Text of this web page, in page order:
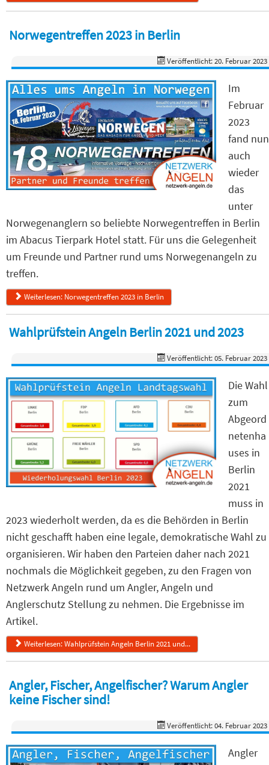
Norwegentreffen 2023 in Berlin
Veröffentlicht: 20. Februar 2023
Im
Februar
2023
fand nun
auch
wieder
das
unter
Norwegenanglern so beliebte Norwegentreffen in Berlin
im Abacus Tierpark Hotel statt. Für uns die Gelegenheit
um Freunde und Partner rund ums Norwegenangeln zu
treffen.
Weiterlesen: Norwegentreffen 2023 in Berlin
Wahlprüfstein Angeln Berlin 2021 und 2023
Veröffentlicht: 05. Februar 2023
Die Wahl
zum
Abgeord
netenha
uses in
Berlin
2021
muss in
2023 wiederholt werden, da es die Behörden in Berlin
nicht geschafft haben eine legale, demokratische Wahl zu
organisieren. Wir haben den Parteien daher nach 2021
nochmals die Möglichkeit gegeben, zu den Fragen von
Netzwerk Angeln rund um Angler, Angeln und
Anglerschutz Stellung zu nehmen. Die Ergebnisse im
Artikel.
Weiterlesen: Wahlprüfstein Angeln Berlin 2021 und...
Angler, Fischer, Angelfischer? Warum Angler
keine Fischer sind!
Veröffentlicht: 04. Februar 2023
Angler